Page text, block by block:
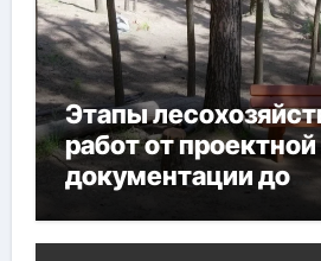
Этапы
работ от проектной
документации до
мероприятий и